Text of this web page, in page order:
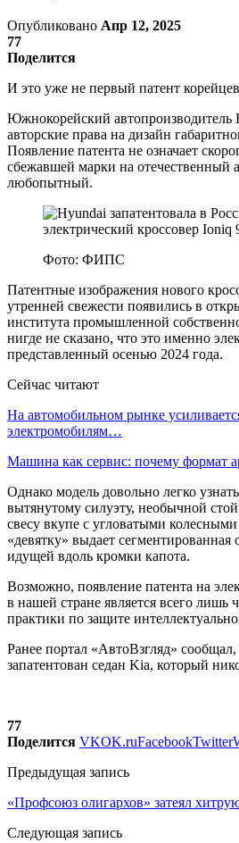
Опубликовано Апр 12, 2025
77
Поделится
И это уже не первый патент корейцев
Южнокорейский
авторские права на дизайн
Появление патента не означает
сбежавшей марки на отечественный
любопытный.
Фото: ФИПС
Патентные изображения нового
утренней свежести появились в
института промышленной
нигде не сказано, что это именно
представленный осенью 2024 года.
Сейчас читают
На автомобильном рынке
электромобилям…
Машина как сервис: почему формат
Однако модель довольно легко
вытянутому силуэту, необычной
свесу вкупе с угловатыми
«девятку» выдает сегментированная
идущей вдоль кромки капота.
Возможно, появление патента на
в нашей стране является всего лишь
практики по защите
Ранее портал «АвтоВзгляд»
запатентован седан Kia, который
77
Поделится VKOK.ruFacebookTwitter
Предыдущая запись
«Профсоюз олигархов» затеял
Следующая запись